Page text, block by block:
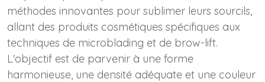
méthodes innovantes pour sublimer leurs sourcils,
allant des produits cosmétiques spécifiques aux
techniques de microblading et de brow-lift.
L'objectif est de parvenir à une forme
harmonieuse, une densité adéquate et une couleur